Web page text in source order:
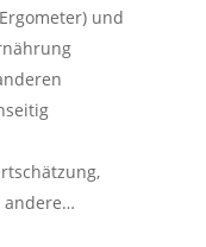
und
andere…